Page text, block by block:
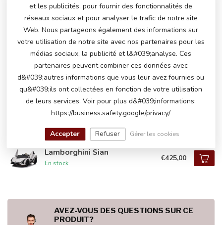
PRODUITS CONNEXES
Lamborghini Revuelto
En stock
€249,00
Lamborghini Revuelto
En stock
€249,00
Lamborghini Sian
En stock
€425,00
AVEZ-VOUS DES QUESTIONS SUR CE
PRODUIT?
et les publicités, pour fournir des fonctionnalités de
réseaux sociaux et pour analyser le trafic de notre site
Web. Nous partageons également des informations sur
votre utilisation de notre site avec nos partenaires pour les
médias sociaux, la publicité et l&#039;analyse. Ces
partenaires peuvent combiner ces données avec
d&#039;autres informations que vous leur avez fournies ou
qu&#039;ils ont collectées en fonction de votre utilisation
de leurs services. Voir pour plus d&#039;informations:
https://business.safety.google/privacy/
Accepter Refuser Gérer les cookies